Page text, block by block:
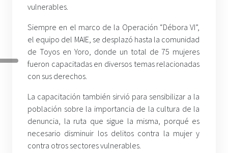
vulnerables.
Siempre en el marco de la Operación “Débora VI”,
el equipo del MAIE, se desplazó hasta la comunidad
de Toyos en Yoro, donde un total de 75 mujeres
fueron capacitadas en diversos temas relacionadas
con sus derechos.
La capacitación también sirvió para sensibilizar a la
población sobre la importancia de la cultura de la
denuncia, la ruta que sigue la misma, porqué es
necesario disminuir los delitos contra la mujer y
contra otros sectores vulnerables.